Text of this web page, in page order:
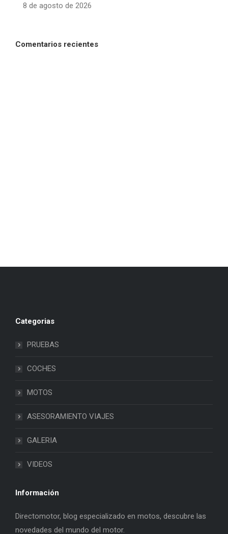
8 de agosto de 2026
Comentarios recientes
Categorias
PRUEBAS
COCHES
MOTOS
ASESORAMIENTO VIAJES
GALERIA
VIDEOS
Información
Directomotor, blog especializado en motos, descubre las
novedades del mundo del motor.